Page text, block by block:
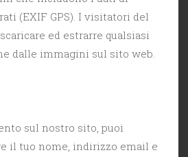
(EXIF GPS). I visitatori del
ed estrarre qualsiasi
dalle immagini sul sito web.
sul nostro sito, puoi
il tuo nome, indirizzo email e